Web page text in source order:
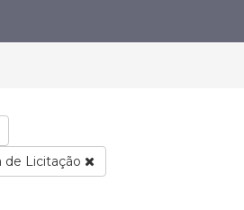
de Licitação